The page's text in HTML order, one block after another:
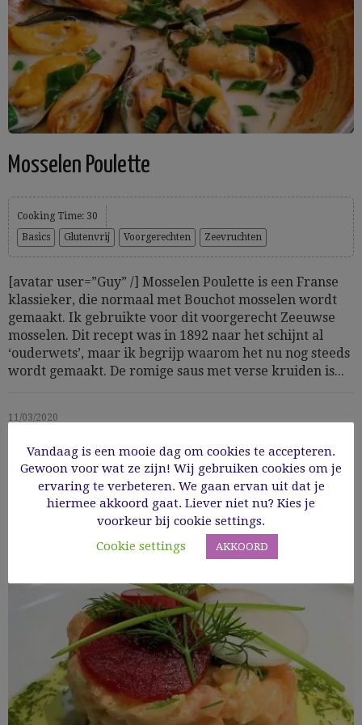
Mosselen Poulette
Cooking Time: 30
Basics
Glutenvrij Voorgerechten Zeevruchten
[avatar user=”Guy” /] Mosselen Poulette is een Franse
klassieker, die normaal met Bouchot mosselen wordt
gemaakt. Ik gebruikte voor dit voorgerecht Zeeuwse
mosselen. Dit recept was in 1892 naar het schijnt al
‘ouderwets’, maar ik begrijp waarom het nu nog steeds
wordt gemaakt. De romige saus met verse kruiden is...
11/03/2020
Read More
Vandaag is een mooie dag om cookies te accepteren.
Gewoon voor wat ze zijn! Wij gebruiken cookies om je
ervaring te verbeteren. We gaan ervan uit dat je
hiermee akkoord gaat. Liever niet nu? Kies je
voorkeur bij cookie settings.
Cookie settings
AKKOORD